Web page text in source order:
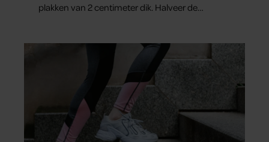
plakken van 2 centimeter dik. Halveer de